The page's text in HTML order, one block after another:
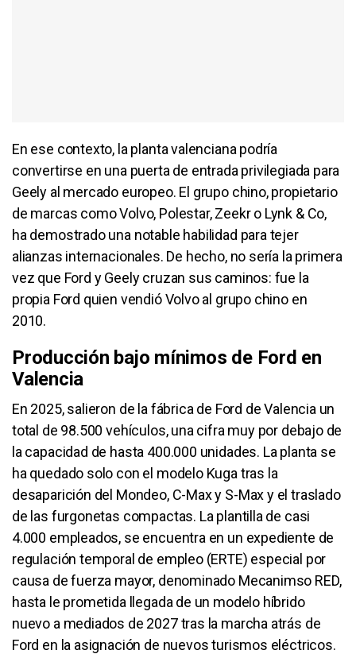
En ese contexto, la planta valenciana podría
convertirse en una puerta de entrada privilegiada para
Geely al mercado europeo. El grupo chino, propietario
de marcas como Volvo, Polestar, Zeekr o Lynk & Co,
ha demostrado una notable habilidad para tejer
alianzas internacionales. De hecho, no sería la primera
vez que Ford y Geely cruzan sus caminos: fue la
propia Ford quien vendió Volvo al grupo chino en
2010.
Producción bajo mínimos de Ford en
Valencia
En 2025, salieron de la fábrica de Ford de Valencia un
total de 98.500 vehículos, una cifra muy por debajo de
la capacidad de hasta 400.000 unidades. La planta se
ha quedado solo con el modelo Kuga tras la
desaparición del Mondeo, C-Max y S-Max y el traslado
de las furgonetas compactas. La plantilla de casi
4.000 empleados, se encuentra en un expediente de
regulación temporal de empleo (ERTE) especial por
causa de fuerza mayor, denominado Mecanimso RED,
hasta le prometida llegada de un modelo híbrido
nuevo a mediados de 2027 tras la marcha atrás de
Ford en la asignación de nuevos turismos eléctricos.